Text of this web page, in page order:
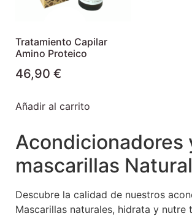
Tratamiento Capilar
Amino Proteico
46,90 €
Añadir al carrito
Acondicionadores
mascarillas Natural
Descubre la calidad de nuestros
Mascarillas naturales, hidrata y nutre